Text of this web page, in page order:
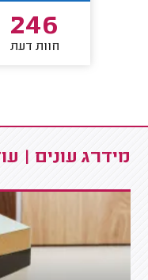
246
חוות דעת
מידרג עונים |